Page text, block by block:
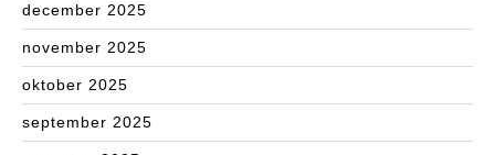
december 2025
november 2025
oktober 2025
september 2025